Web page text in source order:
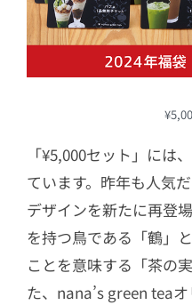
「¥5,000セット」には
ています。昨年も人気
デザインを新たに再登
を持つ鳥である「鶴」
ことを意味する「茶の
た、nana’s green tea